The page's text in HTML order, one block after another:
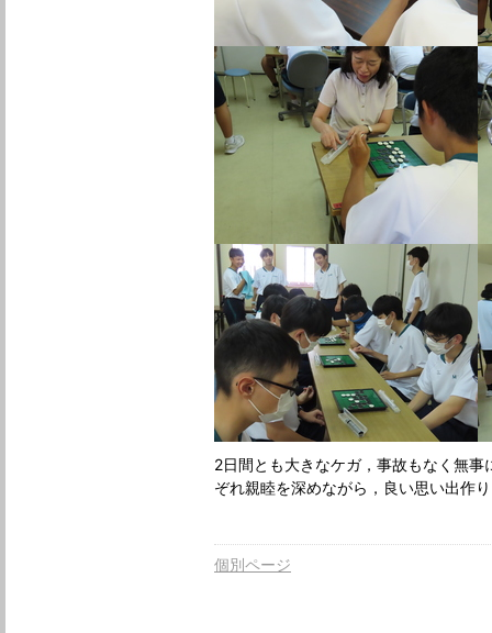
2日間とも大きなケガ，事故もなく無
ぞれ親睦を深めながら，良い思い出作
個別ページ